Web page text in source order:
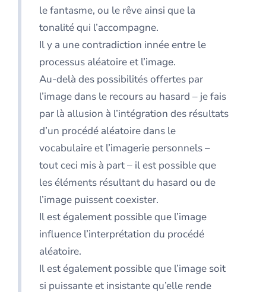
le fantasme, ou le rêve ainsi que la
tonalité qui l’accompagne.
Il y a une contradiction innée entre le
processus aléatoire et l’image.
Au-delà des possibilités offertes par
l’image dans le recours au hasard – je fais
par là allusion à l’intégration des résultats
d’un procédé aléatoire dans le
vocabulaire et l’imagerie personnels –
tout ceci mis à part – il est possible que
les éléments résultant du hasard ou de
l’image puissent coexister.
Il est également possible que l’image
influence l’interprétation du procédé
aléatoire.
Il est également possible que l’image soit
si puissante et insistante qu’elle rende